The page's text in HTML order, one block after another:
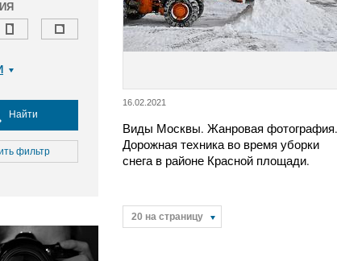
и отдых
среда
Найти
фильтр
16.02.2021
Виды Москвы. Жанровая фотография.
Дорожная техника во время уборки
снега в районе Красной площади.
20 на страницу